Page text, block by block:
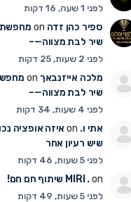
לפני 1 שעה, 16 דקות
ספיר כהן זדה
מחפשת
שיר לבת מצווה—–
לפני 2 שעות, 25 דקות
מלכה אייזנבאך
שיר לבת מצווה—–
לפני 4 שעות, 34 דקות
אתי ו.
איזה אופציה
שיש רעיון אחר
לפני 5 שעות, 46 דקות
MIRI .on שיתוף חם חם!
לפני 5 שעות, 49 דקות